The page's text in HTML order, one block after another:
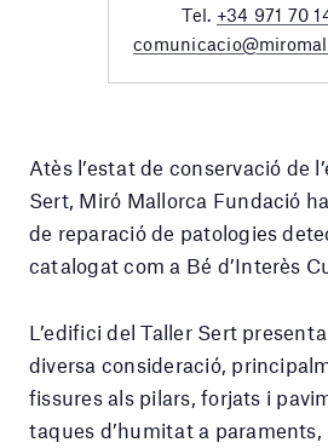
Tel. +34 971 70
Atès l’estat de conservació de
Sert, Miró Mallorca Fundació
de reparació de patologies
catalogat com a Bé d’Interès
L’edifici del Taller Sert
diversa consideració,
fissures als pilars, forjats i
taques d’humitat a paraments,